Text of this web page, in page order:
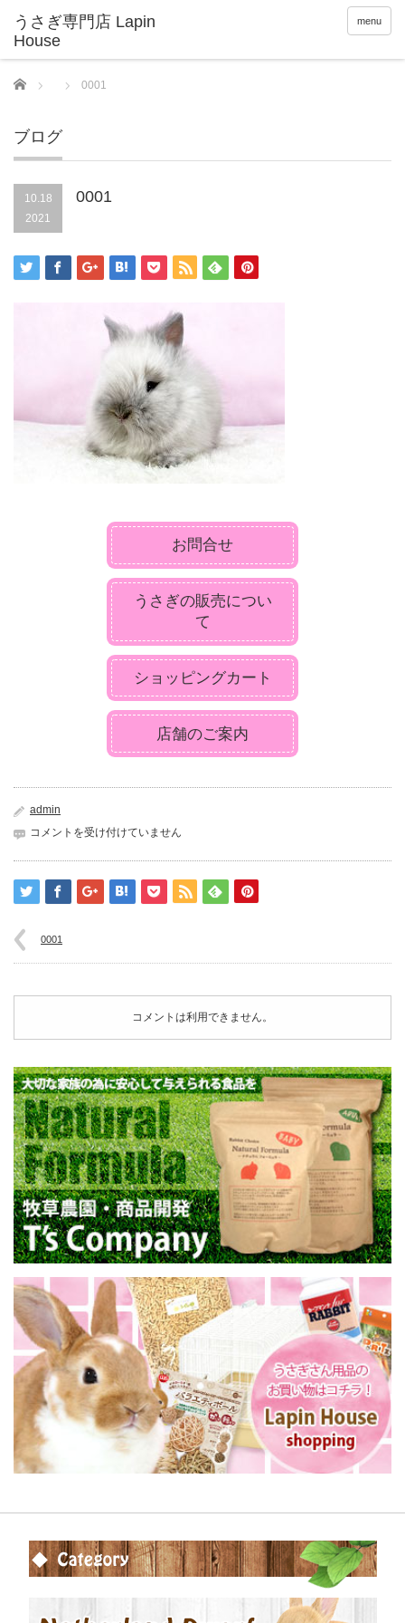
menu
Home 0001
ブログ
10.18
2021
0001
お問合せ
うさぎの販売につい
て
ショッピングカート
店舗のご案内
admin
0001
コメントを受け付けていません
0001
コメントは利用できません。